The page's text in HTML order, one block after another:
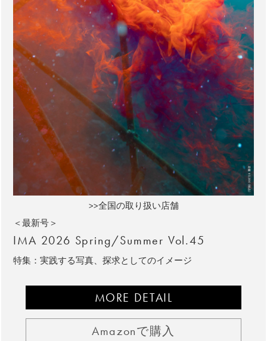
>>全国の取り扱い店舗
＜最新号＞
IMA 2026 Spring/Summer Vol.45
特集：実践する写真、探求としてのイメージ
MORE DETAIL
Amazonで購入